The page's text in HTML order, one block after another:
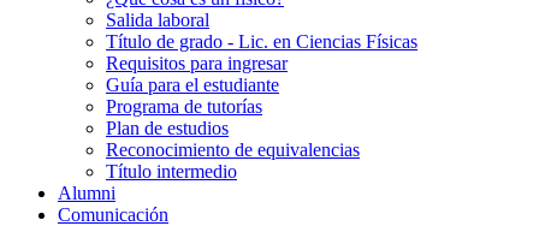
Salida laboral
Título de grado - Lic. en Ciencias Físicas
Requisitos para ingresar
Guía para el estudiante
Programa de tutorías
Plan de estudios
Reconocimiento de equivalencias
Título intermedio
Alumni
Comunicación